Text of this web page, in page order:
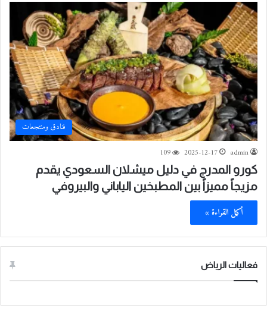
فنادق ومنتجعات
admin
2025-12-17
109
كورو المدرج في دليل ميشلان السعودي يقدم
مزيجاً مميزاً بين المطبخين الياباني والبيروفي
أكمل القراءة »
فعاليات الرياض